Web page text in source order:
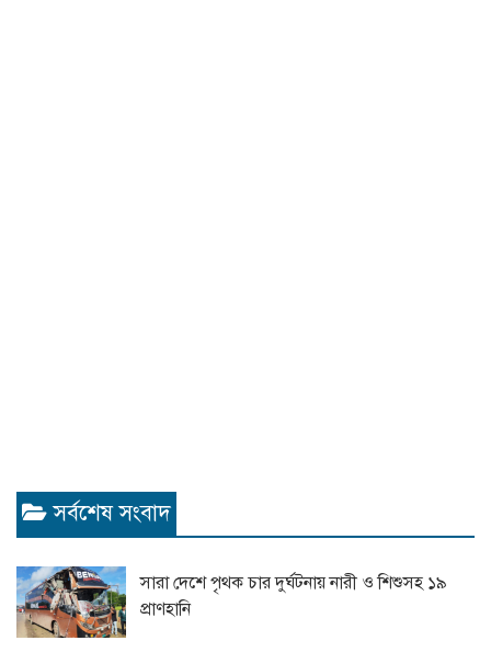
সর্বশেষ সংবাদ
সারা দেশে পৃথক চার দুর্ঘটনায় নারী ও শিশুসহ ১৯
প্রাণহানি